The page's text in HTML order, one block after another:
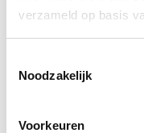
verzameld op basis
Noodzakelijk
Voorkeuren